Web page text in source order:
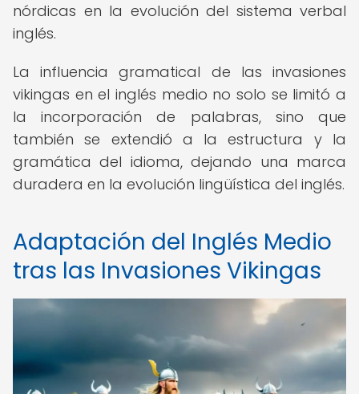
nórdicas en la evolución del sistema verbal
inglés.
La influencia gramatical de las invasiones
vikingas en el inglés medio no solo se limitó a
la incorporación de palabras, sino que
también se extendió a la estructura y la
gramática del idioma, dejando una marca
duradera en la evolución lingüística del inglés.
Adaptación del Inglés Medio
tras las Invasiones Vikingas